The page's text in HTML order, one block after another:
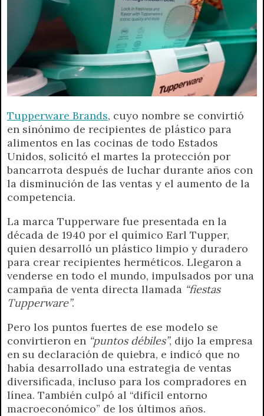
Tupperware Brands, cuyo nombre se convirtió
en sinónimo de recipientes de plástico para
alimentos en las cocinas de todo Estados
Unidos, solicitó el martes la protección por
bancarrota después de luchar durante años con
la disminución de las ventas y el aumento de la
competencia.
La marca Tupperware fue presentada en la
década de 1940 por el químico Earl Tupper,
quien desarrolló un plástico limpio y duradero
para crear recipientes herméticos. Llegaron a
venderse en todo el mundo, impulsados por una
campaña de venta directa llamada “fiestas
Tupperware”.
Pero los puntos fuertes de ese modelo se
convirtieron en “puntos débiles”, dijo la empresa
en su declaración de quiebra, e indicó que no
había desarrollado una estrategia de ventas
diversificada, incluso para los compradores en
línea. También culpó al “difícil entorno
macroeconómico” de los últimos años.